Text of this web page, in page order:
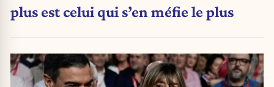
plus est celui qui s’en méfie le plus